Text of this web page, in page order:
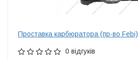
Проставка карбюратора (пр-во Febi)
0 відгуків